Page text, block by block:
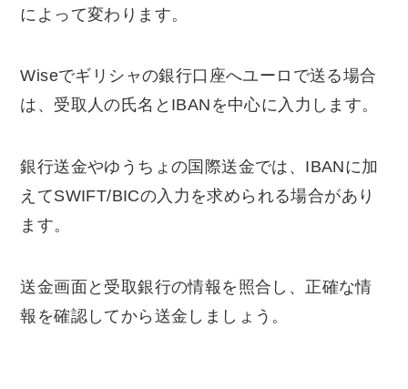
によって変わります。
Wiseでギリシャの銀行口座へユーロで送る場合
は、受取人の氏名とIBANを中心に入力します。
銀行送金やゆうちょの国際送金では、IBANに加
えてSWIFT/BICの入力を求められる場合があり
ます。
送金画面と受取銀行の情報を照合し、正確な情
報を確認してから送金しましょう。